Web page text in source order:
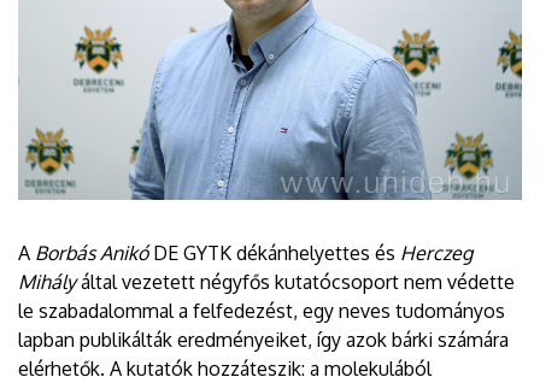
A Borbás AnikóDE GYTK dékánhelyettes és Herczeg
Mihályáltal vezetett négyfős kutatócsoport nem védette
le szabadalommal a felfedezést, egy neves tudományos
lapban publikálták eredményeiket, így azok bárki számára
elérhetők. A kutatók hozzáteszik: a molekulából